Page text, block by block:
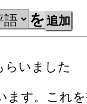
を
らいました
ます。これ